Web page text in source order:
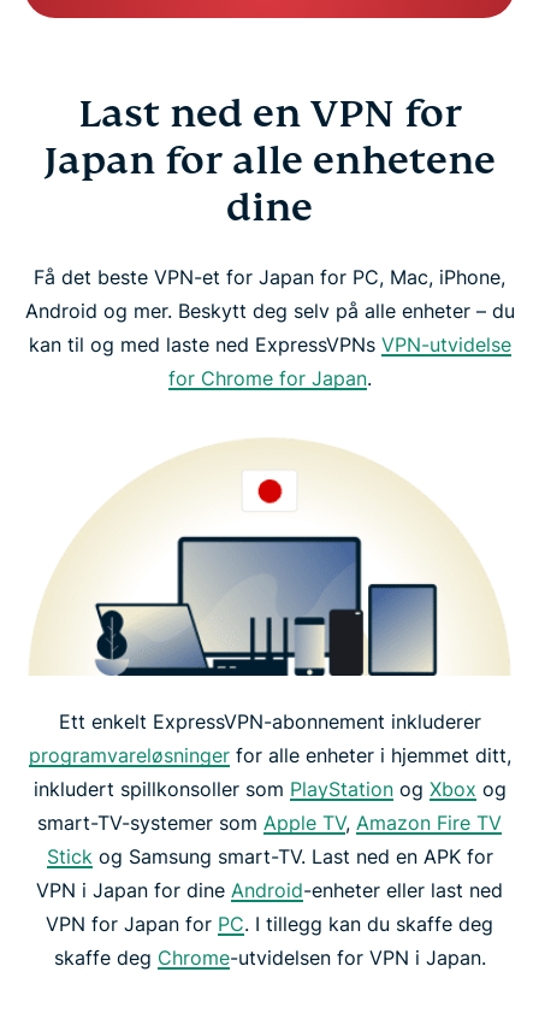
Last ned en VPN for
Japan for alle enhetene
dine
Få det beste VPN-et for Japan for PC, Mac, iPhone,
Android og mer. Beskytt deg selv på alle enheter – du
kan til og med laste ned ExpressVPNs VPN-utvidelse
for Chrome for Japan.
Ett enkelt ExpressVPN-abonnement inkluderer
programvareløsningerfor alle enheter i hjemmet ditt,
inkludert spillkonsoller som PlayStationog Xbox og
smart-TV-systemer som Apple TV, Amazon Fire TV
Stickog Samsung smart-TV. Last ned en APK for
VPN i Japan for dine Android-enheter eller last ned
VPN for Japan for PC. I tillegg kan du skaffe deg
skaffe deg Chrome-utvidelsen for VPN i Japan.